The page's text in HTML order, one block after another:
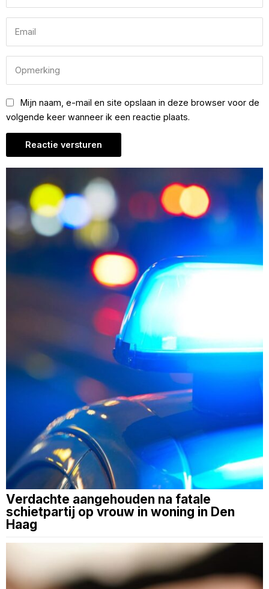
Mijn naam, e-mail en site opslaan in deze browser voor de
volgende keer wanneer ik een reactie plaats.
Verdachte aangehouden na fatale
schietpartij op vrouw in woning in Den
Haag